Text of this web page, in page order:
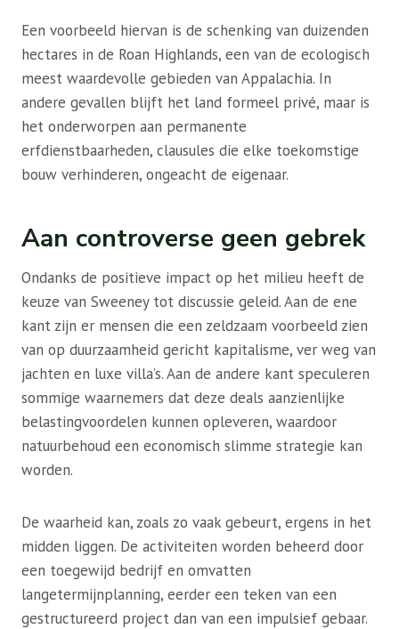
Een voorbeeld hiervan is de schenking van duizenden
hectares in de Roan Highlands, een van de ecologisch
meest waardevolle gebieden van Appalachia. In
andere gevallen blijft het land formeel privé, maar is
het onderworpen aan permanente
erfdienstbaarheden, clausules die elke toekomstige
bouw verhinderen, ongeacht de eigenaar.
Aan controverse geen gebrek
Ondanks de positieve impact op het milieu heeft de
keuze van Sweeney tot discussie geleid. Aan de ene
kant zijn er mensen die een zeldzaam voorbeeld zien
van op duurzaamheid gericht kapitalisme, ver weg van
jachten en luxe villa’s. Aan de andere kant speculeren
sommige waarnemers dat deze deals aanzienlijke
belastingvoordelen kunnen opleveren, waardoor
natuurbehoud een economisch slimme strategie kan
worden.
De waarheid kan, zoals zo vaak gebeurt, ergens in het
midden liggen. De activiteiten worden beheerd door
een toegewijd bedrijf en omvatten
langetermijnplanning, eerder een teken van een
gestructureerd project dan van een impulsief gebaar.